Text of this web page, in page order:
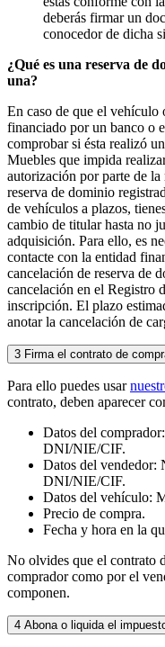
deberás firmar un
conocedor de dicha
¿Qué es una reserva de
una?
En caso de que el vehículo
financiado por un banco o
comprobar si ésta realizó
Muebles que impida
autorización por parte de la
reserva de dominio
de vehículos a plazos,
cambio de titular hasta no
adquisición. Para ello, es
contacte con la entidad
cancelación de reserva de
cancelación en el Registro
inscripción. El plazo
anotar la cancelación de
3 Firma el contrato de
Para ello puedes usar
contrato, deben aparecer
Datos del
DNI/NIE/CIF.
Datos del vendedor:
DNI/NIE/CIF.
Datos del vehículo:
Precio de compra.
Fecha y hora en la
No olvides que el contrato
comprador como por el
componen.
4 Abona o liquida el